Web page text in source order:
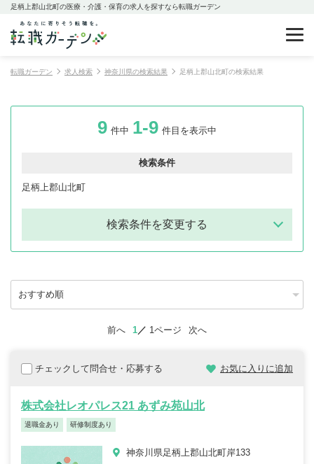
足柄上郡山北町の医療・介護・保育の求人を探すなら転職ガーデン
転職ガーデン 求人検索 神奈川県の検索結果 足柄上郡山北町の検索結果
9 件中 1-9 件目を表示中
検索条件
足柄上郡山北町
検索条件を変更する
前へ 1 1ページ 次へ
チェックして問合せ・応募する お気に入りに追加
株式会社レオパレス21 あずみ苑山北
退職金あり 研修制度あり
神奈川県足柄上郡山北町岸133